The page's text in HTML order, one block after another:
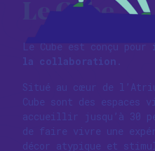
Le Cube
Le Cube est conçu pour
la collaboration
Situé au cœur de
Cube sont des espaces
accueillir jusqu’à 30
de faire vivre une
décor atypique et